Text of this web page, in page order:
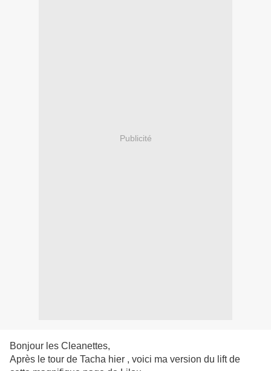
Publicité
Bonjour les Cleanettes,
Après le tour de Tacha hier , voici ma version du lift de